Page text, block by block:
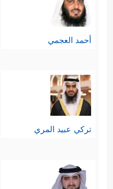
أحمد العجمي
تركي عبيد المري